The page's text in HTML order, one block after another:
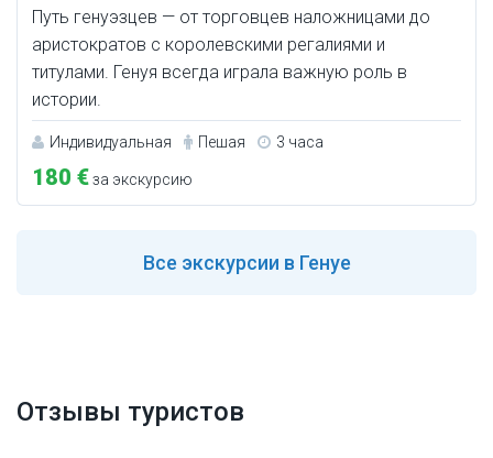
Путь генуэзцев — от торговцев наложницами до
аристократов с королевскими регалиями и
титулами. Генуя всегда играла важную роль в
истории.
Индивидуальная Пешая 3 часа
180 €за экскурсию
Все экскурсии в Генуе
Отзывы туристов